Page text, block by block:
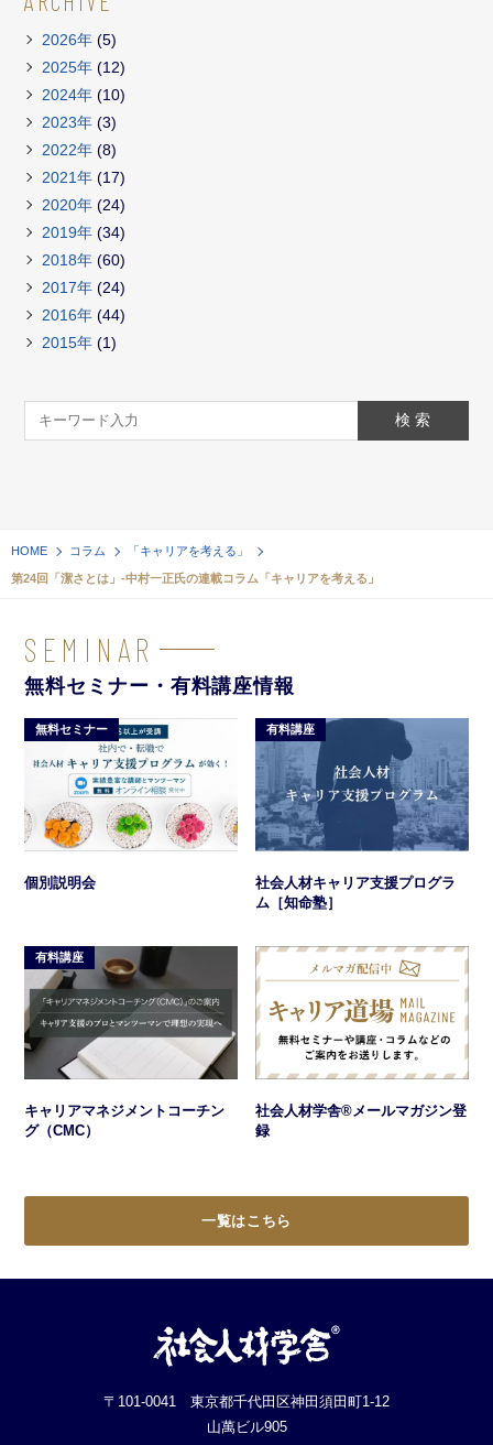
2026年 (5)
2025年 (12)
2024年 (10)
2023年 (3)
2022年 (8)
2021年 (17)
2020年 (24)
2019年 (34)
2018年 (60)
2017年 (24)
2016年 (44)
2015年 (1)
HOME コラム 「キャリアを考える」
第24回「潔さとは」-中村一正氏の連載コラム「キャリアを考える」
SEMINAR
無料セミナー・有料講座情報
無料セミナー
個別説明会
有料講座
社会人材キャリア支援プログラ
ム［知命塾］
有料講座
キャリアマネジメントコーチン
グ（CMC）
社会人材学舎®メールマガジン登
録
一覧はこちら
〒101-0041 東京都千代田区神田須田町1-12
山萬ビル905